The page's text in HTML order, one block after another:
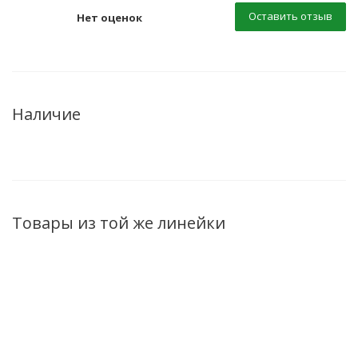
Нет оценок Оставить отзыв
Наличие
Товары из той же линейки